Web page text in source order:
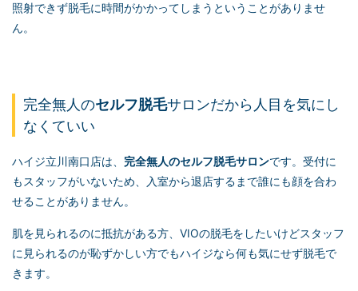
照射できず脱毛に時間がかかってしまうということがありませ
ん。
完全無人のセルフ脱毛サロンだから人目を気にし
なくていい
ハイジ立川南口店は、 完全無人のセルフ脱毛サロンです。受付に
もスタッフがいないため、入室から退店するまで誰にも顔を合わ
せることがありません。
肌を見られるのに抵抗がある方、VIOの脱毛をしたいけどスタッフ
に見られるのが恥ずかしい方でもハイジなら何も気にせず脱毛で
きます。